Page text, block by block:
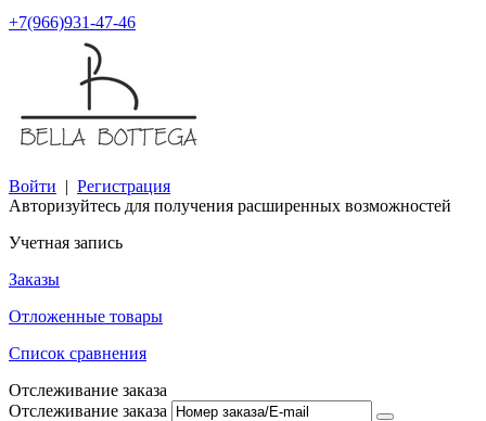
+7(966)931-47-46
Войти | Регистрация
Авторизуйтесь для получения расширенных возможностей
Учетная запись
Заказы
Отложенные товары
Список сравнения
Отслеживание заказа
Отслеживание заказа